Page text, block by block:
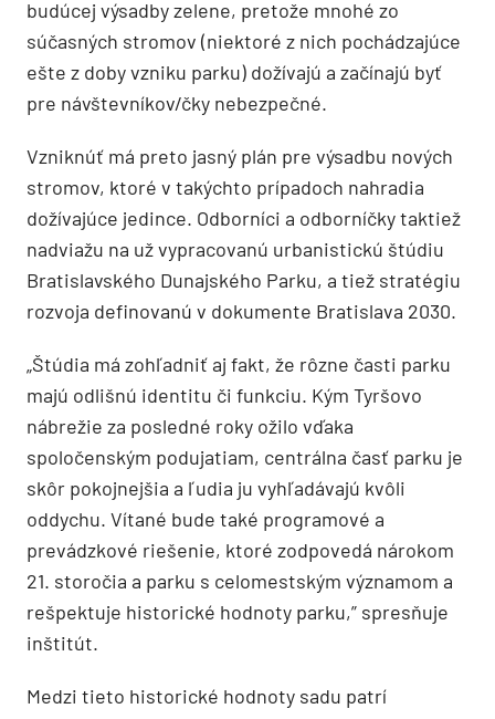
budúcej výsadby zelene, pretože mnohé zo
súčasných stromov (niektoré z nich pochádzajúce
ešte z doby vzniku parku) dožívajú a začínajú byť
pre návštevníkov/čky nebezpečné.
Vzniknúť má preto jasný plán pre výsadbu nových
stromov, ktoré v takýchto prípadoch nahradia
dožívajúce jedince. Odborníci a odborníčky taktiež
nadviažu na už vypracovanú urbanistickú štúdiu
Bratislavského Dunajského Parku, a tiež stratégiu
rozvoja definovanú v dokumente Bratislava 2030.
„Štúdia má zohľadniť aj fakt, že rôzne časti parku
majú odlišnú identitu či funkciu. Kým Tyršovo
nábrežie za posledné roky ožilo vďaka
spoločenským podujatiam, centrálna časť parku je
skôr pokojnejšia a ľudia ju vyhľadávajú kvôli
oddychu. Vítané bude také programové a
prevádzkové riešenie, ktoré zodpovedá nárokom
21. storočia a parku s celomestským významom a
rešpektuje historické hodnoty parku,” spresňuje
inštitút.
Medzi tieto historické hodnoty sadu patrí